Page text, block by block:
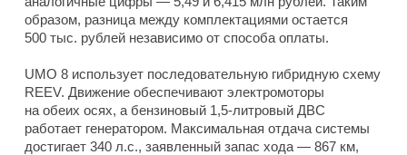
образом, разница между комплектациями остается
500 тыс. рублей независимо от способа оплаты.
UMO 8 использует последовательную гибридную схему
REEV. Движение обеспечивают электромоторы
на обеих осях, а бензиновый 1,5-литровый ДВС
работает генератором. Максимальная отдача системы
достигает 340 л.с., заявленный запас хода — 867 км,